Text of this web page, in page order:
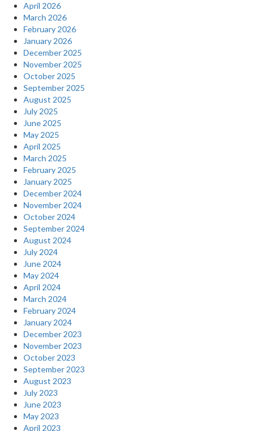
April 2026
March 2026
February 2026
January 2026
December 2025
November 2025
October 2025
September 2025
August 2025
July 2025
June 2025
May 2025
April 2025
March 2025
February 2025
January 2025
December 2024
November 2024
October 2024
September 2024
August 2024
July 2024
June 2024
May 2024
April 2024
March 2024
February 2024
January 2024
December 2023
November 2023
October 2023
September 2023
August 2023
July 2023
June 2023
May 2023
April 2023